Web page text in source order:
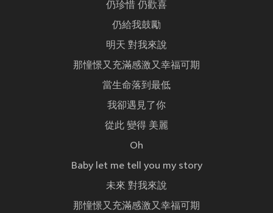
仍珍惜 仍歡喜
仍給我鼓勵
明天 對我來說
那憧憬又充滿感激又幸福可期
當生命落到最低
我卻遇見了你
從此 變得 美麗
Oh
Baby let me tell you my story
未來 對我來說
那憧憬又充滿感激又幸福可期